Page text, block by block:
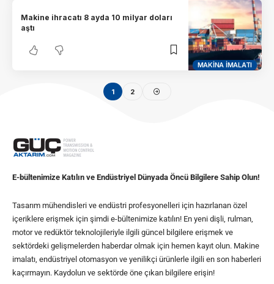
MAKINA İMALATI
Makine ihracatı 8 ayda 10 milyar doları
aştı
1 2
E-bültenimize Katılın ve Endüstriyel Dünyada Öncü Bilgilere Sahip Olun!
Tasarım mühendisleri ve endüstri profesyonelleri için hazırlanan özel
içeriklere erişmek için şimdi e-bültenimize katılın! En yeni dişli, rulman,
motor ve redüktör teknolojileriyle ilgili güncel bilgilere erişmek ve
sektördeki gelişmelerden haberdar olmak için hemen kayıt olun. Makine
imalatı, endüstriyel otomasyon ve yenilikçi ürünlerle ilgili en son haberleri
kaçırmayın. Kaydolun ve sektörde öne çıkan bilgilere erişin!